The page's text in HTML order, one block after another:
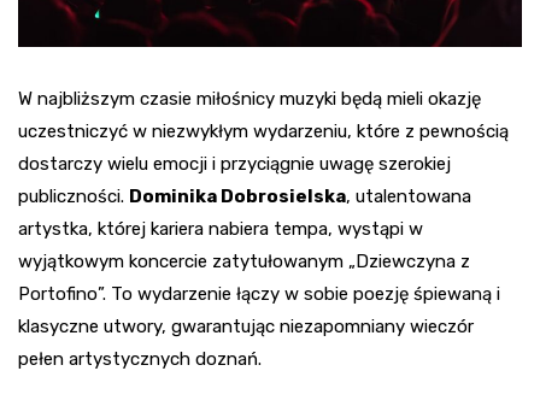
W najbliższym czasie miłośnicy muzyki będą mieli okazję
uczestniczyć w niezwykłym wydarzeniu, które z pewnością
dostarczy wielu emocji i przyciągnie uwagę szerokiej
publiczności. Dominika Dobrosielska, utalentowana
artystka, której kariera nabiera tempa, wystąpi w
wyjątkowym koncercie zatytułowanym „Dziewczyna z
Portofino”. To wydarzenie łączy w sobie poezję śpiewaną i
klasyczne utwory, gwarantując niezapomniany wieczór
pełen artystycznych doznań.